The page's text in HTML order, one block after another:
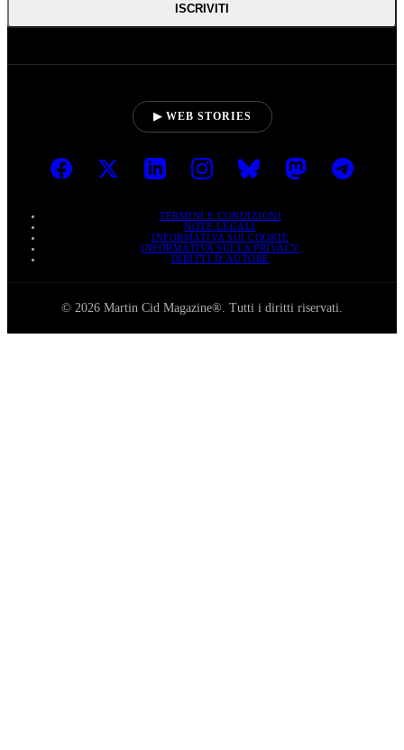
ISCRIVITI
▶ WEB STORIES
TERMINI E CONDIZIONI
NOTE LEGALI
INFORMATIVA SUI COOKIE
INFORMATIVA SULLA PRIVACY
DIRITTI D’AUTORE
© 2026 Martin Cid Magazine®. Tutti i diritti riservati.